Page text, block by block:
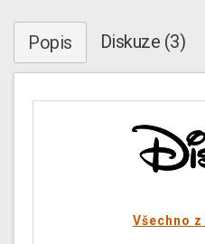
Popis Diskuze (3)
Všechno